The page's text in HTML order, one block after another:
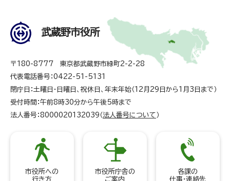
武蔵野市役所
〒180-8777 東京都武蔵野市緑町2-2-28
代表電話番号：0422-51-5131
閉庁日：土曜日・日曜日、祝休日、年末年始（12月29日から1月3日まで）
受付時間：午前8時30分から午後5時まで
法人番号：8000020132039（ 法人番号について ）
市役所への
行き方
市役所庁舎の
ご案内
各課の
仕事・連絡先